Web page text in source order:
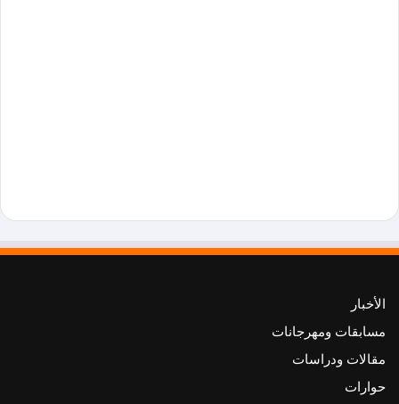
الأخبار
مسابقات ومهرجانات
مقالات ودراسات
حوارات